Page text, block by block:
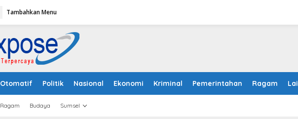
Tambahkan Menu
Otomatif Politik Nasional Ekonomi Kriminal Pemerintahan Ragam
Ragam Budaya Sumsel